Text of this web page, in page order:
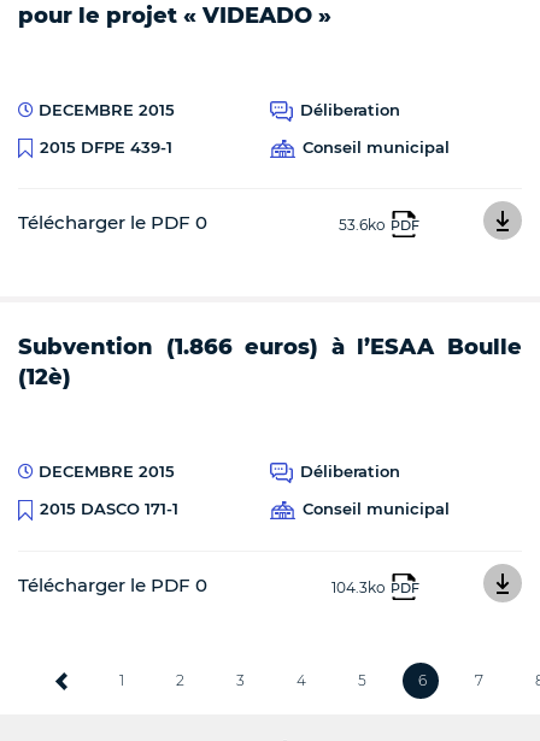
pour le projet « VIDEADO »
DECEMBRE 2015
Déliberation
2015 DFPE 439-1
Conseil municipal
Télécharger le PDF 0 53.6ko PDF
Subvention (1.866 euros) à l’ESAA Boulle
(12è)
DECEMBRE 2015
Déliberation
2015 DASCO 171-1
Conseil municipal
Télécharger le PDF 0 104.3ko PDF
1 2 3 4 5 6 7